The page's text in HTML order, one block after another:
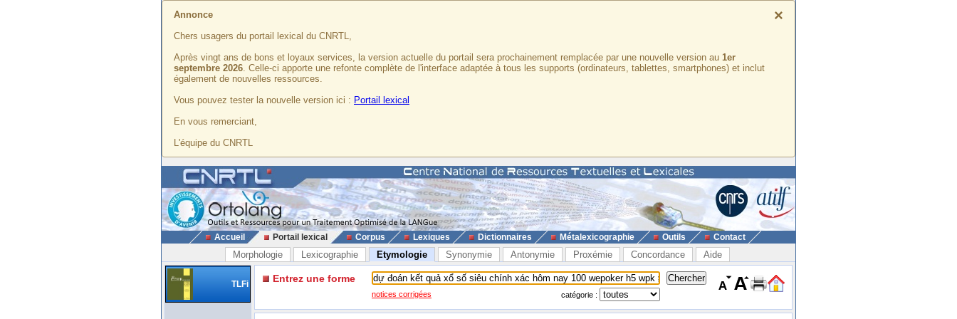
×
Annonce
Chers usagers du portail lexical du CNRTL,
Après vingt ans de bons et loyaux services, la version actuelle du portail sera prochainement remplacée par une nouvelle version au 1er
septembre 2026. Celle-ci apporte une refonte complète de l'interface adaptée à tous les supports (ordinateurs, tablettes, smartphones) et inclut
également de nouvelles ressources.
Vous pouvez tester la nouvelle version ici : Portail lexical
En vous remerciant,
L'équipe du CNRTL
Accueil Portail lexical Corpus Lexiques Dictionnaires Métalexicographie Outils Contact
Morphologie Lexicographie Etymologie Synonymie Antonymie Proxémie Concordance Aide
TLFi Entrez une forme
notices corrigées catégorie :